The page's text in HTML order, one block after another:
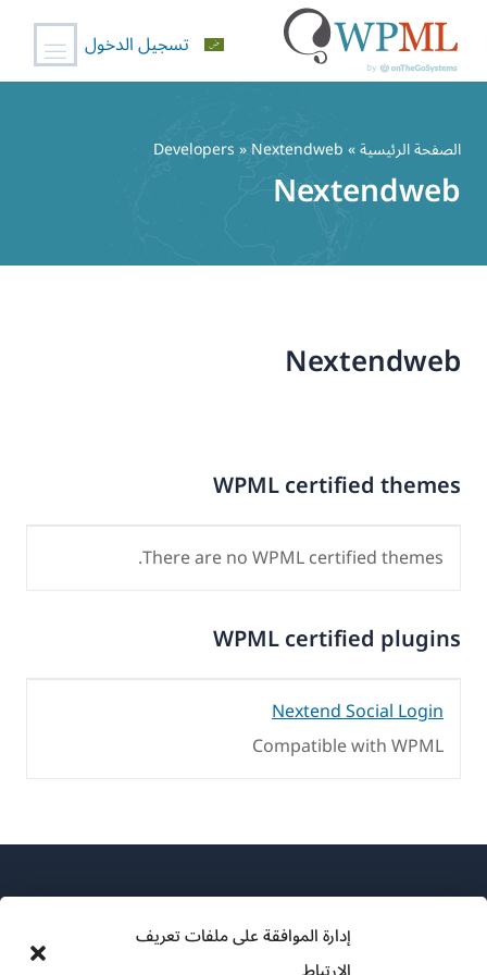
إدارة الموافقة على ملفات تعريف
المحتوى
تسجيل الدخول
الصفحة الرئيسية» Developers » Nextendweb
Nextendweb
Nextendweb
WPML certified themes
There are no WPML certified themes.
WPML certified plugins
Nextend Social Login
Compatible with WPML